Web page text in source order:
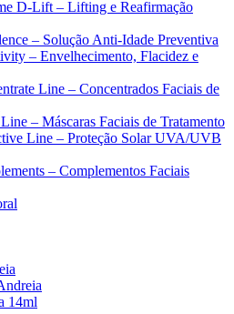
D-Lift – Lifting e Reafirmação
– Solução Anti-Idade Preventiva
– Envelhecimento, Flacidez e
Line – Concentrados Faciais de
– Máscaras Faciais de Tratamento
Line – Proteção Solar UVA/UVB
– Complementos Faciais
14ml